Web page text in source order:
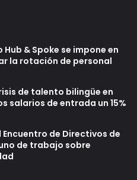
Hub & Spoke se impone en
la rotación de personal
de talento bilingüe en
salarios de entrada un 15%
de Directivos de
de trabajo sobre